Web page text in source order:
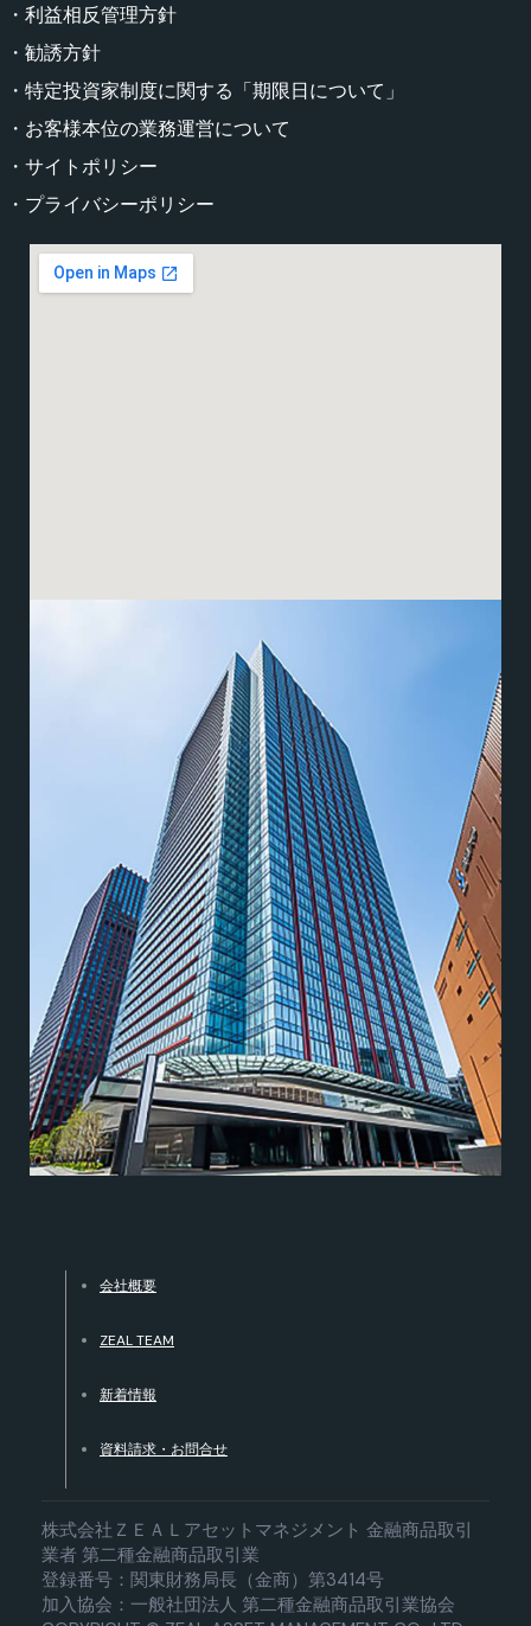
・利益相反管理方針
・勧誘方針
・特定投資家制度に関する「期限日について」
・お客様本位の業務運営について
・サイトポリシー
・プライバシーポリシー
会社概要
ZEAL TEAM
新着情報
資料請求・お問合せ
株式会社ＺＥＡＬアセットマネジメント 金融商品取引
業者 第二種金融商品取引業
登録番号：関東財務局長（金商）第3414号
加入協会：一般社団法人 第二種金融商品取引業協会